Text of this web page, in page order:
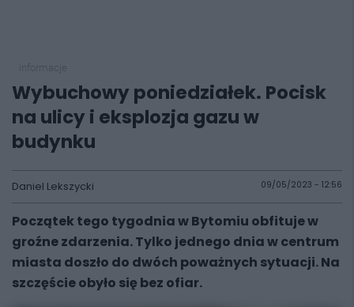
Wybuchowy poniedziałek. Pocisk
na ulicy i eksplozja gazu w
budynku
Daniel Lekszycki 09/05/2023 - 12:56
Początek tego tygodnia w Bytomiu obfituje w
groźne zdarzenia. Tylko jednego dnia w centrum
miasta doszło do dwóch poważnych sytuacji. Na
szczęście obyło się bez ofiar.